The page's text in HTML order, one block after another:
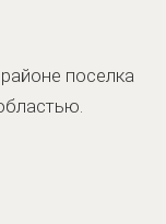
поселка